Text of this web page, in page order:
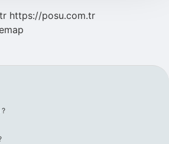
https://posu.com.tr